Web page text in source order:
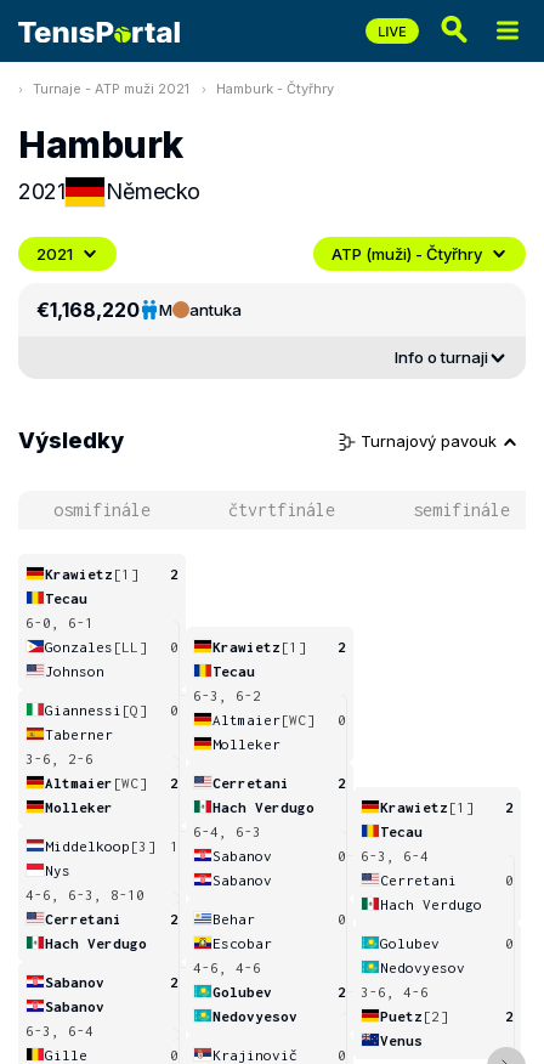
Turnaje - ATP muži 2021 Hamburk - Čtyřhry
Hamburk
2021 Německo
2021 ATP (muži) - Čtyřhry
€1,168,220 M antuka
Info o turnaji
Výsledky Turnajový pavouk
osmifinále čtvrtfinále semifinále
Krawietz [1]
2
Tecau
6-0, 6-1
Gonzales [LL]
0
Johnson
Giannessi [Q]
0
Taberner
3-6, 2-6
Altmaier [WC]
2
Molleker
Middelkoop [3]
1
Nys
4-6, 6-3, 8-10
Cerretani
2
Hach Verdugo
Sabanov
2
Sabanov
6-3, 6-4
Gille
0
Krawietz [1]
2
Tecau
6-3, 6-2
Altmaier[WC]
0
Molleker
Cerretani
2
Hach Verdugo
6-4, 6-3
Sabanov
0
Sabanov
Behar
0
Escobar
4-6, 4-6
Golubev
2
Nedovyesov
Krajinovič
0
Krawietz [1]
2
Tecau
6-3, 6-4
Cerretani
0
Hach Verdugo
Golubev
0
Nedovyesov
3-6, 4-6
Puetz [2]
2
Venus